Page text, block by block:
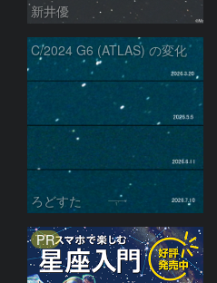
新井優
C/2024 G6 (ATLAS) の変化
ろどすた
PR